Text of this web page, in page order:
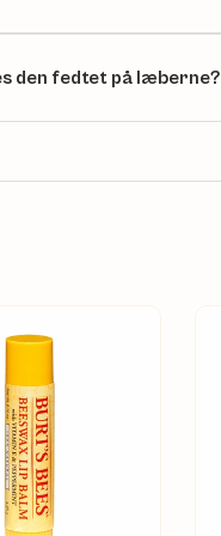
den fedtet på læberne?